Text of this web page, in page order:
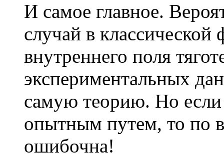
И самое главное.
случай в классической
внутреннего поля
экспериментальных
самую теорию. Но если
опытным путем, то по
ошибочна!